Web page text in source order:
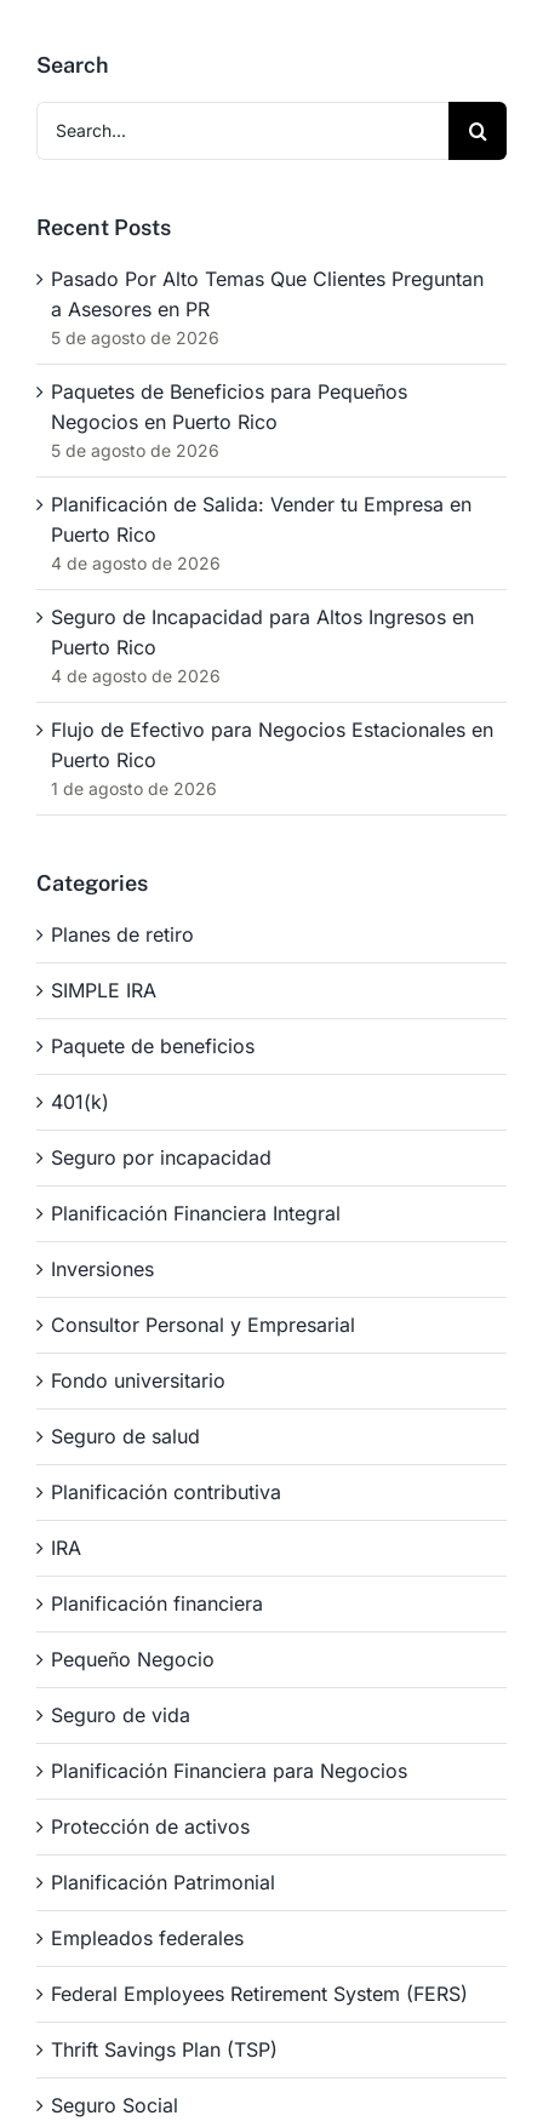
Search
for:
Recent Posts
Pasado Por Alto Temas Que Clientes Preguntan
a Asesores en PR
5 de agosto de 2026
Paquetes de Beneficios para Pequeños
Negocios en Puerto Rico
5 de agosto de 2026
Planificación de Salida: Vender tu Empresa en
Puerto Rico
4 de agosto de 2026
Seguro de Incapacidad para Altos Ingresos en
Puerto Rico
4 de agosto de 2026
Flujo de Efectivo para Negocios Estacionales en
Puerto Rico
1 de agosto de 2026
Categories
Planes de retiro
SIMPLE IRA
Paquete de beneficios
401(k)
Seguro por incapacidad
Planificación Financiera Integral
Inversiones
Consultor Personal y Empresarial
Fondo universitario
Seguro de salud
Planificación contributiva
IRA
Planificación financiera
Pequeño Negocio
Seguro de vida
Planificación Financiera para Negocios
Protección de activos
Planificación Patrimonial
Empleados federales
Federal Employees Retirement System (FERS)
Thrift Savings Plan (TSP)
Seguro Social